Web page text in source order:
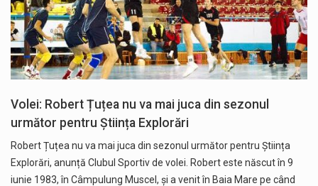
Volei: Robert Țuțea nu va mai juca din sezonul
următor pentru Știința Explorări
Robert Țuțea nu va mai juca din sezonul următor pentru Știința
Explorări, anunță Clubul Sportiv de volei. Robert este născut în 9
iunie 1983, în Câmpulung Muscel, și a venit în Baia Mare pe când